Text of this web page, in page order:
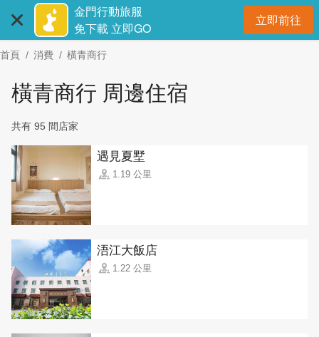
主
要
金門行動旅服
免下載 立即GO
立即前往開
首頁 消費 橫青商行
橫青商行 周邊住宿
共有 95 間店家
遇見夏墅
1.19 公里
浯江大飯店
1.22 公里